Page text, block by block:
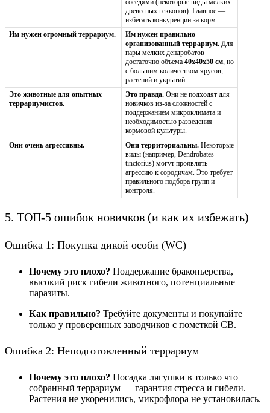
соседями (некоторые виды мелких
древесных гекконов). Главное —
избегать конкуренции за корм.
Им нужен огромный террариум.
Им нужен правильно
организованный террариум. Для
пары мелких дендробатов
достаточно объема 40x40x50 см, но
с большим количеством ярусов,
растений и укрытий.
Это животные для опытных
террариумистов.
Это правда. Они не подходят для
новичков из-за сложностей с
поддержанием микроклимата и
необходимостью разведения
кормовой культуры.
Они очень агрессивны.
Они территориальны. Некоторые
виды (например, Dendrobates
tinctorius) могут проявлять
агрессию к сородичам. Это требует
правильного подбора групп и
контроля.
5. ТОП-5 ошибок новичков (и как их избежать)
Ошибка 1: Покупка дикой особи (WC)
Почему это плохо? Поддержание браконьерства,
высокий риск гибели животного, потенциальные
паразиты.
Как правильно? Требуйте документы и покупайте
только у проверенных заводчиков с пометкой CB.
Ошибка 2: Неподготовленный террариум
Почему это плохо? Посадка лягушки в только что
собранный террариум — гарантия стресса и гибели.
Растения не укоренились, микрофлора не установилась.